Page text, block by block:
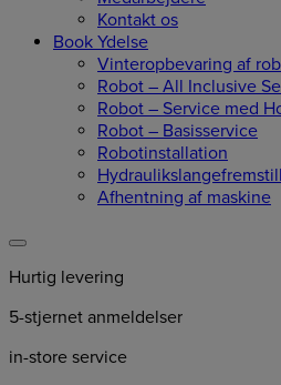
Kontakt os
Book Ydelse
Vinteropbevaring af
Robot – All Inclusive
Robot – Service med
Robot – Basisservice
Robotinstallation
Afhentning af maskine
Hurtig levering
5-stjernet anmeldelser
in-store service